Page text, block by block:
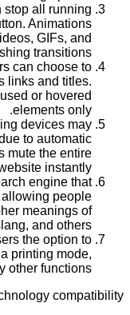
stop all running
Animations
GIFs, and
transitions.
can choose to
links and titles.
or hovered
elements only.
devices may
to automatic
mute the entire
instantly.
engine that
people
meanings of
and others.
the option to
printing mode,
other functions.
compatibility